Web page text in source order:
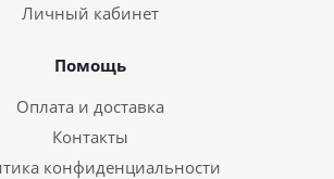
Личный кабинет
Помощь
Оплата и доставка
Контакты
конфиденциальности